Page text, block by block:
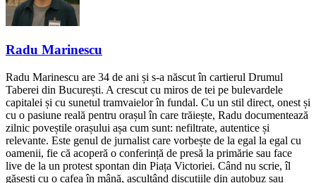
Radu Marinescu
Radu Marinescu are 34 de ani și s-a născut în cartierul Drumul
Taberei din București. A crescut cu miros de tei pe bulevardele
capitalei și cu sunetul tramvaielor în fundal. Cu un stil direct, onest și
cu o pasiune reală pentru orașul în care trăiește, Radu documentează
zilnic poveștile orașului așa cum sunt: nefiltrate, autentice și
relevante. Este genul de jurnalist care vorbește de la egal la egal cu
oamenii, fie că acoperă o conferință de presă la primărie sau face
live de la un protest spontan din Piața Victoriei. Când nu scrie, îl
găsești cu o cafea în mână, ascultând discuțiile din autobuz sau